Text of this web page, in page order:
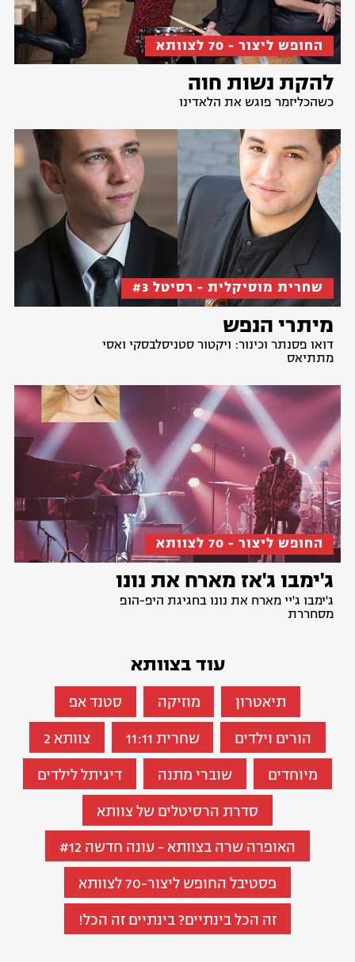
החופש ליצור - 70 לצוותא
להקת נשות חוה
כשהכליזמר פוגש את הלאדינו
שחרית מוסיקלית - רסיטל #3
מיתרי הנפש
דואו פסנתר וכינור: ויקטור סטניסלבסקי ואסי
מתתיאס
החופש ליצור - 70 לצוותא
ג'ימבו ג'אז מארח את נונו
ג'ימבו ג'יי מארח את נונו בחגיגת היפ-הופ
מסחררת
עוד בצוותא
תיאטרון מוזיקה סטנד אפ
הורים וילדים שחרית 11:11 צוותא 2
מיוחדים שוברי מתנה דיגיתל לילדים
סדרת הרסיטלים של צוותא
האופרה שרה בצוותא - עונה חדשה #12
פסטיבל החופש ליצור-70 לצוותא
זה הכל בינתיים? בינתיים זה הכל!